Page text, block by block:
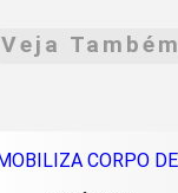
Veja Também